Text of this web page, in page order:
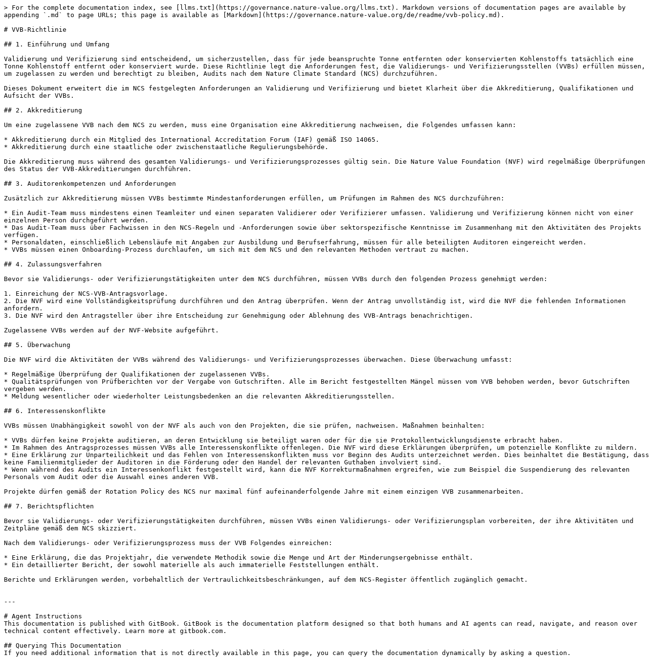
> For the complete documentation index, see [llms.txt](https://governance.nature-value.org/llms.txt). Markdown versions of documentation pages are available by
appending `.md` to page URLs; this page is available as [Markdown](https://governance.nature-value.org/de/readme/vvb-policy.md).
# VVB-Richtlinie
## 1. Einführung und Umfang
Validierung und Verifizierung sind entscheidend, um sicherzustellen, dass für jede beanspruchte Tonne entfernten oder konservierten Kohlenstoffs tatsächlich eine
Tonne Kohlenstoff entfernt oder konserviert wurde. Diese Richtlinie legt die Anforderungen fest, die Validierungs- und Verifizierungsstellen (VVBs) erfüllen müssen,
um zugelassen zu werden und berechtigt zu bleiben, Audits nach dem Nature Climate Standard (NCS) durchzuführen.
Dieses Dokument erweitert die im NCS festgelegten Anforderungen an Validierung und Verifizierung und bietet Klarheit über die Akkreditierung, Qualifikationen und
Aufsicht der VVBs.
## 2. Akkreditierung
Um eine zugelassene VVB nach dem NCS zu werden, muss eine Organisation eine Akkreditierung nachweisen, die Folgendes umfassen kann:
* Akkreditierung durch ein Mitglied des International Accreditation Forum (IAF) gemäß ISO 14065.
* Akkreditierung durch eine staatliche oder zwischenstaatliche Regulierungsbehörde.
Die Akkreditierung muss während des gesamten Validierungs- und Verifizierungsprozesses gültig sein. Die Nature Value Foundation (NVF) wird regelmäßige Überprüfungen
des Status der VVB-Akkreditierungen durchführen.
## 3. Auditorenkompetenzen und Anforderungen
Zusätzlich zur Akkreditierung müssen VVBs bestimmte Mindestanforderungen erfüllen, um Prüfungen im Rahmen des NCS durchzuführen:
* Ein Audit-Team muss mindestens einen Teamleiter und einen separaten Validierer oder Verifizierer umfassen. Validierung und Verifizierung können nicht von einer
einzelnen Person durchgeführt werden.
* Das Audit-Team muss über Fachwissen in den NCS-Regeln und -Anforderungen sowie über sektorspezifische Kenntnisse im Zusammenhang mit den Aktivitäten des Projekts
verfügen.
* Personaldaten, einschließlich Lebensläufe mit Angaben zur Ausbildung und Berufserfahrung, müssen für alle beteiligten Auditoren eingereicht werden.
* VVBs müssen einen Onboarding-Prozess durchlaufen, um sich mit dem NCS und den relevanten Methoden vertraut zu machen.
## 4. Zulassungsverfahren
Bevor sie Validierungs- oder Verifizierungstätigkeiten unter dem NCS durchführen, müssen VVBs durch den folgenden Prozess genehmigt werden:
1. Einreichung der NCS-VVB-Antragsvorlage.
2. Die NVF wird eine Vollständigkeitsprüfung durchführen und den Antrag überprüfen. Wenn der Antrag unvollständig ist, wird die NVF die fehlenden Informationen
anfordern.
3. Die NVF wird den Antragsteller über ihre Entscheidung zur Genehmigung oder Ablehnung des VVB-Antrags benachrichtigen.
Zugelassene VVBs werden auf der NVF-Website aufgeführt.
## 5. Überwachung
Die NVF wird die Aktivitäten der VVBs während des Validierungs- und Verifizierungsprozesses überwachen. Diese Überwachung umfasst:
* Regelmäßige Überprüfung der Qualifikationen der zugelassenen VVBs.
* Qualitätsprüfungen von Prüfberichten vor der Vergabe von Gutschriften. Alle im Bericht festgestellten Mängel müssen vom VVB behoben werden, bevor Gutschriften
vergeben werden.
* Meldung wesentlicher oder wiederholter Leistungsbedenken an die relevanten Akkreditierungsstellen.
## 6. Interessenskonflikte
VVBs müssen Unabhängigkeit sowohl von der NVF als auch von den Projekten, die sie prüfen, nachweisen. Maßnahmen beinhalten:
* VVBs dürfen keine Projekte auditieren, an deren Entwicklung sie beteiligt waren oder für die sie Protokollentwicklungsdienste erbracht haben.
* Im Rahmen des Antragsprozesses müssen VVBs alle Interessenskonflikte offenlegen. Die NVF wird diese Erklärungen überprüfen, um potenzielle Konflikte zu mildern.
* Eine Erklärung zur Unparteilichkeit und das Fehlen von Interessenskonflikten muss vor Beginn des Audits unterzeichnet werden. Dies beinhaltet die Bestätigung, dass
keine Familienmitglieder der Auditoren in die Förderung oder den Handel der relevanten Guthaben involviert sind.
* Wenn während des Audits ein Interessenkonflikt festgestellt wird, kann die NVF Korrekturmaßnahmen ergreifen, wie zum Beispiel die Suspendierung des relevanten
Personals vom Audit oder die Auswahl eines anderen VVB.
Projekte dürfen gemäß der Rotation Policy des NCS nur maximal fünf aufeinanderfolgende Jahre mit einem einzigen VVB zusammenarbeiten.
## 7. Berichtspflichten
Bevor sie Validierungs- oder Verifizierungstätigkeiten durchführen, müssen VVBs einen Validierungs- oder Verifizierungsplan vorbereiten, der ihre Aktivitäten und
Zeitpläne gemäß dem NCS skizziert.
Nach dem Validierungs- oder Verifizierungsprozess muss der VVB Folgendes einreichen:
* Eine Erklärung, die das Projektjahr, die verwendete Methodik sowie die Menge und Art der Minderungsergebnisse enthält.
* Ein detaillierter Bericht, der sowohl materielle als auch immaterielle Feststellungen enthält.
Berichte und Erklärungen werden, vorbehaltlich der Vertraulichkeitsbeschränkungen, auf dem NCS-Register öffentlich zugänglich gemacht.
---
# Agent Instructions
This documentation is published with GitBook. GitBook is the documentation platform designed so that both humans and AI agents can read, navigate, and reason over
technical content effectively. Learn more at gitbook.com.
## Querying This Documentation
If you need additional information that is not directly available in this page, you can query the documentation dynamically by asking a question.